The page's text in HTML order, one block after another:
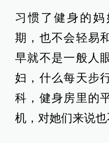
习惯了健身的
期，也不会轻易
早就不是一般人
妇，什么每天步
科，健身房里的
机，对她们来说也